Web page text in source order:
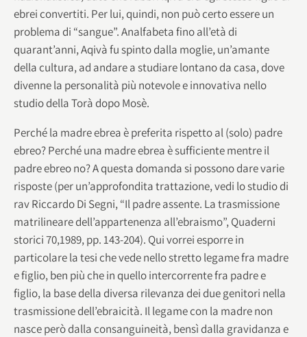
ebrei convertiti. Per lui, quindi, non può certo essere un
problema di “sangue”. Analfabeta fino all’età di
quarant’anni, Aqivà fu spinto dalla moglie, un’amante
della cultura, ad andare a studiare lontano da casa, dove
divenne la personalità più notevole e innovativa nello
studio della Torà dopo Mosè.
Perché la madre ebrea è preferita rispetto al (solo) padre
ebreo? Perché una madre ebrea è sufficiente mentre il
padre ebreo no? A questa domanda si possono dare varie
risposte (per un’approfondita trattazione, vedi lo studio di
rav Riccardo Di Segni, “Il padre assente. La trasmissione
matrilineare dell’appartenenza all’ebraismo”, Quaderni
storici 70,1989, pp. 143-204). Qui vorrei esporre in
particolare la tesi che vede nello stretto legame fra madre
e figlio, ben più che in quello intercorrente fra padre e
figlio, la base della diversa rilevanza dei due genitori nella
trasmissione dell’ebraicità. Il legame con la madre non
nasce però dalla consanguineità, bensì dalla gravidanza e